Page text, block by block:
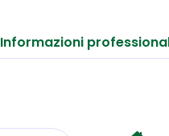
Informazioni